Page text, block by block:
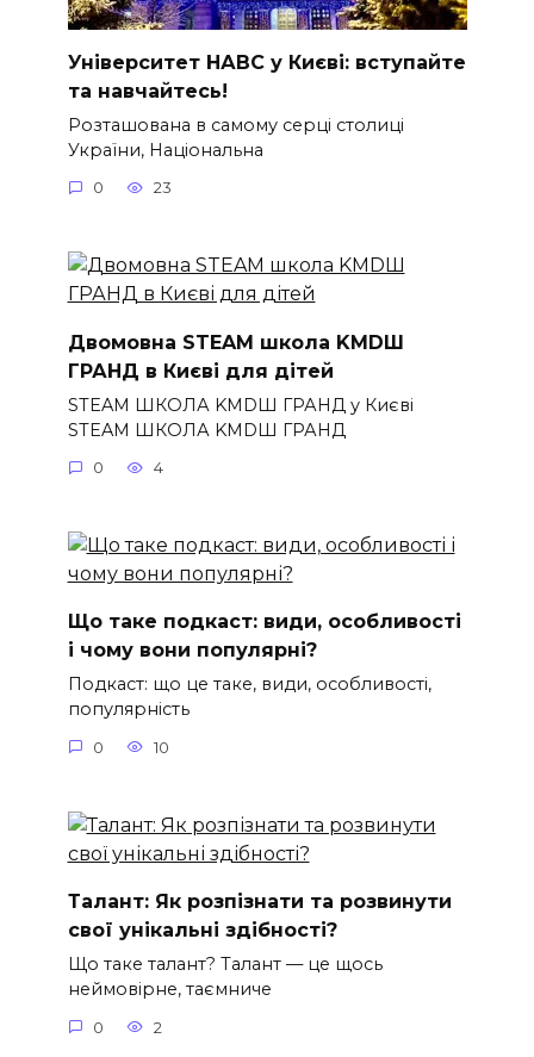
Університет НАВС у Києві: вступайте
та навчайтесь!
Розташована в самому серці столиці
України, Національна
0 23
Двомовна STEAM школа KMDШ
ГРАНД в Києві для дітей
STEAM ШКОЛА KMDШ ГРАНД у Києві
STEAM ШКОЛА KMDШ ГРАНД
0 4
Що таке подкаст: види, особливості
і чому вони популярні?
Подкаст: що це таке, види, особливості,
популярність
0 10
Талант: Як розпізнати та розвинути
свої унікальні здібності?
Що таке талант? Талант — це щось
неймовірне, таємниче
0 2